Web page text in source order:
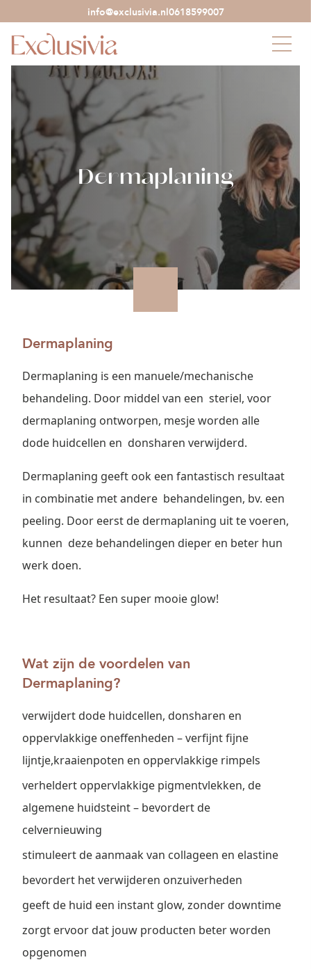
info@exclusivia.nl0618599007
Dermaplaning
Dermaplaning
Dermaplaning is een manuele/mechanische
behandeling. Door middel van een steriel, voor
dermaplaning ontworpen, mesje worden alle
dode huidcellen en donsharen verwijderd.
Dermaplaning geeft ook een fantastisch resultaat
in combinatie met andere behandelingen, bv. een
peeling. Door eerst de dermaplaning uit te voeren,
kunnen deze behandelingen dieper en beter hun
werk doen.
Het resultaat? Een super mooie glow!
Wat zijn de voordelen van
Dermaplaning?
verwijdert dode huidcellen, donsharen en
oppervlakkige oneffenheden – verfijnt fijne
lijntje,kraaienpoten en oppervlakkige rimpels
verheldert oppervlakkige pigmentvlekken, de
algemene huidsteint – bevordert de
celvernieuwing
stimuleert de aanmaak van collageen en elastine
bevordert het verwijderen onzuiverheden
geeft de huid een instant glow, zonder downtime
zorgt ervoor dat jouw producten beter worden
opgenomen